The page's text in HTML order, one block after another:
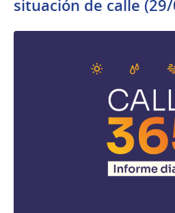
situación de calle